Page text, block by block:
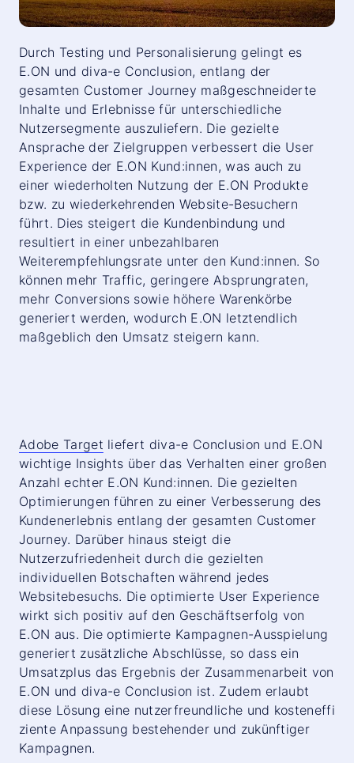
Durch Testing und Personalisierung gelingt es
E.ON und diva-e Conclusion, entlang der
gesamten Customer Journey maßgeschneiderte
Inhalte und Erlebnisse für unterschiedliche
Nutzersegmente auszuliefern. Die gezielte
Ansprache der Zielgruppen verbessert die User
Experience der E.ON Kund:innen, was auch zu
einer wiederholten Nutzung der E.ON Produkte
bzw. zu wiederkehrenden Website-Besuchern
führt. Dies steigert die Kundenbindung und
resultiert in einer unbezahlbaren
Weiterempfehlungsrate unter den Kund:innen. So
können mehr Traffic, geringere Absprungraten,
mehr Conversions sowie höhere Warenkörbe
generiert werden, wodurch E.ON letztendlich
maßgeblich den Umsatz steigern kann.
Adobe Target liefert diva-e Conclusion und E.ON
wichtige Insights über das Verhalten einer großen
Anzahl echter E.ON Kund:innen. Die gezielten
Optimierungen führen zu einer Verbesserung des
Kundenerlebnis entlang der gesamten Customer
Journey. Darüber hinaus steigt die
Nutzerzufriedenheit durch die gezielten
individuellen Botschaften während jedes
Websitebesuchs. Die optimierte User Experience
wirkt sich positiv auf den Geschäftserfolg von
E.ON aus. Die optimierte Kampagnen-Ausspielung
generiert zusätzliche Abschlüsse, so dass ein
Umsatzplus das Ergebnis der Zusammenarbeit von
E.ON und diva-e Conclusion ist. Zudem erlaubt
diese Lösung eine nutzerfreundliche und kosteneffi
ziente Anpassung bestehender und zukünftiger
Kampagnen.